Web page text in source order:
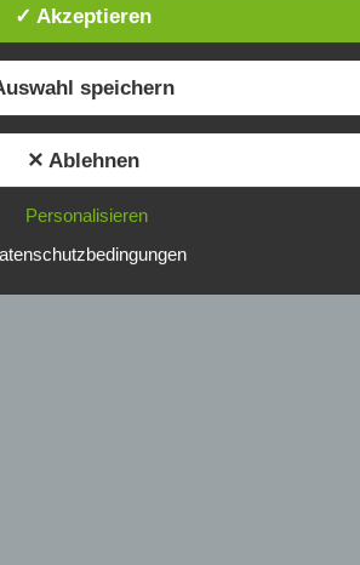
(z. B. Alkohol, Überforderung) wirken
ist die Markierung gespeicherter
mit dem Ziel, ihre künftige Verarbeitung
automatisierten Verarbeitung
persönliche Aspekte, die sich auf eine
Lage, Gesundheit, persönlicher
Verhalten, Aufenthaltsort oder
zu analysieren oder vorherzusagen.
Verarbeitung personenbezogener Daten in
die personenbezogenen Daten ohne
✓ Akzeptieren
speichern
✕ Ablehnen
Personalisieren